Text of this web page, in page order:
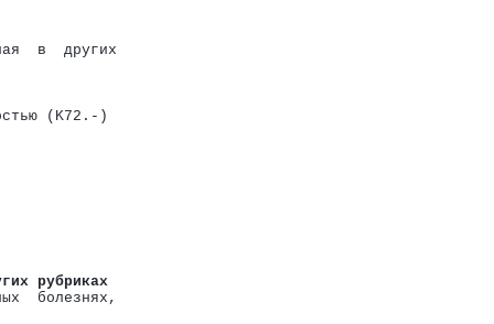
в  других
(K72.-)
рубриках
болезнях,